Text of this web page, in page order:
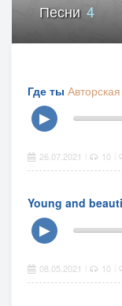
Песни 4
Где ты Авторская
▶
26.07.2021 10
Young and
▶
08.05.2021 10